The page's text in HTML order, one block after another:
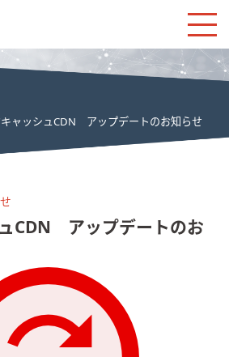
ャッシュCDN アップデートのお知らせ
CDN アップデートのお